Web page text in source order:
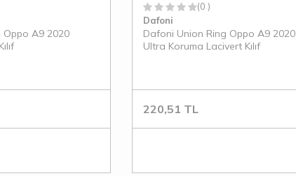
Oppo A9 2020
(0 )
Dafoni
Dafoni Union Ring Oppo A9 2020
Ultra Koruma Lacivert Kılıf
220,51 TL